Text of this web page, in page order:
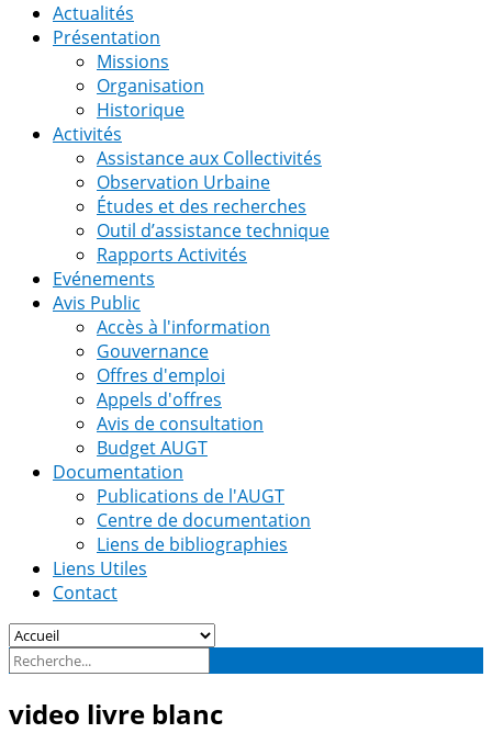
Actualités
Présentation
Missions
Organisation
Historique
Activités
Assistance aux Collectivités
Observation Urbaine
Études et des recherches
Outil d’assistance technique
Rapports Activités
Evénements
Avis Public
Accès à l'information
Gouvernance
Offres d'emploi
Appels d'offres
Avis de consultation
Budget AUGT
Documentation
Publications de l'AUGT
Centre de documentation
Liens de bibliographies
Liens Utiles
Contact
video livre blanc